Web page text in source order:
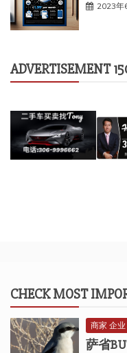
2023年
ADVERTISEMENT
CHECK MOST
商家 企
萨省